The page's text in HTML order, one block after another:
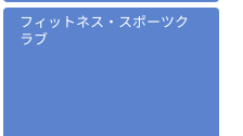
フィットネス・スポーツク
ラブ